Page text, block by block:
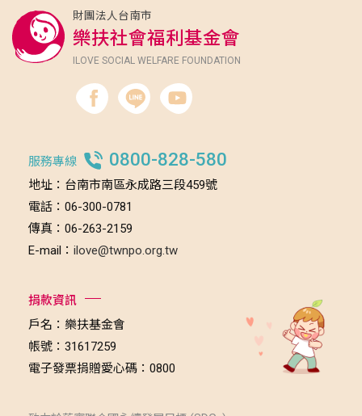
財團法人台南市
樂扶社會福利基金會
ILOVE SOCIAL WELFARE FOUNDATION
服務專線 0800-828-580
地址：台南市南區永成路三段459號
電話：06-300-0781
傳真：06-263-2159
E-mail： ilove@twnpo.org.tw
捐款資訊
戶名：樂扶基金會
帳號：31617259
電子發票捐贈愛心碼：0800